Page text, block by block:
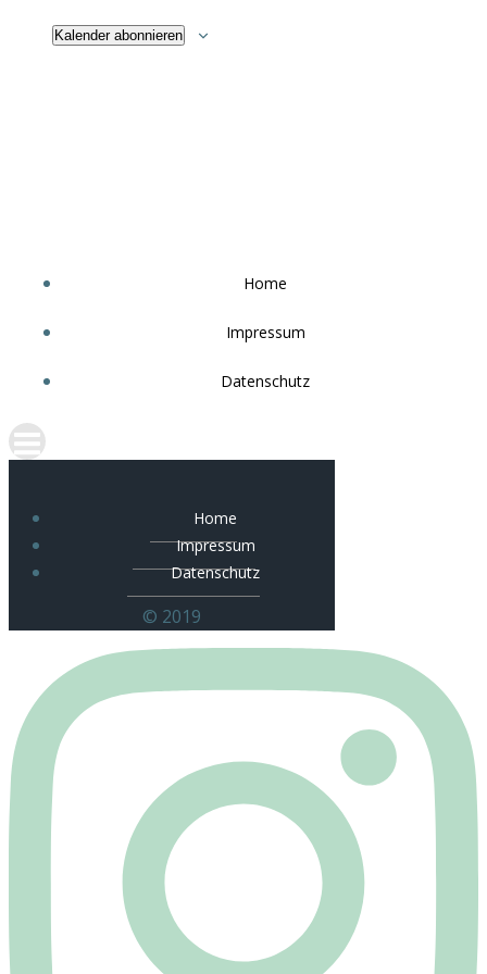
Kalender abonnieren
Home
Impressum
Datenschutz
Home
Impressum
Datenschutz
© 2019